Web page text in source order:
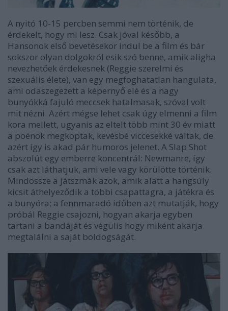
A nyitó 10-15 percben semmi nem történik, de
érdekelt, hogy mi lesz. Csak jóval később, a
Hansonok első bevetésekor indul be a film és bár
sokszor olyan dolgokról esik szó benne, amik aligha
nevezhetőek érdekesnek (Reggie szerelmi és
szexuális élete), van egy megfoghatatlan hangulata,
ami odaszegezett a képernyő elé és a nagy
bunyókká fajuló meccsek hatalmasak, szóval volt
mit nézni. Azért mégse lehet csak úgy elmenni a film
kora mellett, ugyanis az eltelt több mint 30 év miatt
a poénok megkoptak, kevésbé viccesekké váltak, de
azért így is akad pár humoros jelenet. A Slap Shot
abszolút egy emberre koncentrál: Newmanre, így
csak azt láthatjuk, ami vele vagy körülötte történik.
Mindössze a játszmák azok, amik alatt a hangsúly
kicsit áthelyeződik a többi csapattagra, a játékra és
a bunyóra; a fennmaradó időben azt mutatják, hogy
próbál Reggie csajozni, hogyan akarja egyben
tartani a bandáját és végülis hogy miként akarja
megtalálni a saját boldogságát.